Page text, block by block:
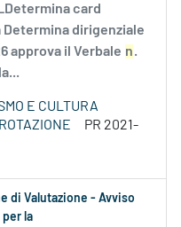
card
Determina dirigenziale
approva il Verbale n.
E CULTURA
PR 2021-
di Valutazione - Avviso
per la